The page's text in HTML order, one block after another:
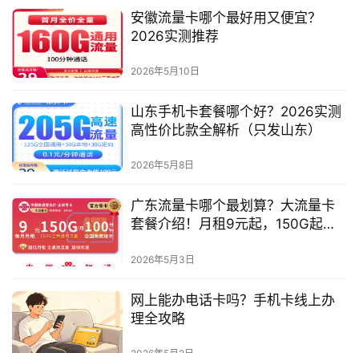
量
卡
办
指
南
线
选
靓
号
安徽流量卡哪个最好用又便宜？
2026实测推荐
2026年5月10日
山东手机卡套餐哪个好？2026实测
高性价比款全解析（只发山东）
2026年5月8日
广东流量卡哪个最划算？大流量卡
套餐介绍！月租9元起，150G起全
2026年5月3日
网上能办电话卡吗？手机卡线上办
理全攻略